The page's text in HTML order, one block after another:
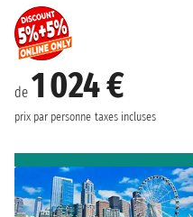
de 1 024 €
prix par personne taxes incluses